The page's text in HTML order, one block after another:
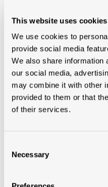
This website uses cookies
We use cookies to
provide social media
We also share information
our social media,
may combine it with other
provided to them or that
of their services.
Selection
Necessary
Loading...
Accessoires toit et bardage
Substitut de plombWakaflex
Koraflex plusEPDM
Connectalu classic Creaflex
Sous-faîtière Rouleaux
Divers
Rives AluPolyester
Peintures de toit, sprays et
RoofcoatSpraypaint
Liquides et colle pout toiture
liquides et colleSoudal colle
Gas
Hybrid Polymeer
Imperméabilisation